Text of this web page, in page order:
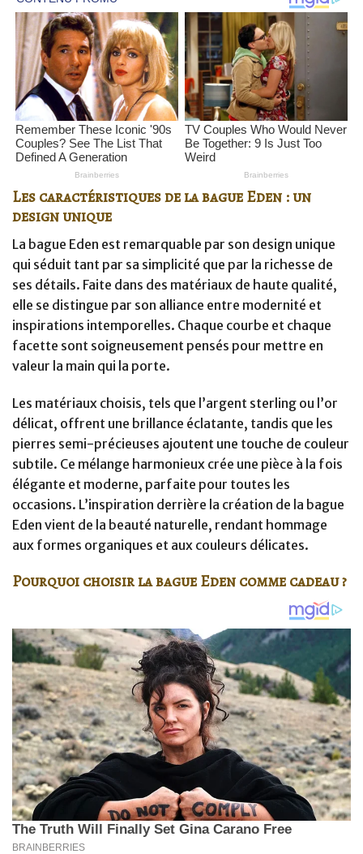
Les caractéristiques de la bague Eden : un
design unique
La bague Eden est remarquable par son design unique
qui séduit tant par sa simplicité que par la richesse de
ses détails. Faite dans des matériaux de haute qualité,
elle se distingue par son alliance entre modernité et
inspirations intemporelles. Chaque courbe et chaque
facette sont soigneusement pensés pour mettre en
valeur la main qui la porte.
Les matériaux choisis, tels que l’argent sterling ou l’or
délicat, offrent une brillance éclatante, tandis que les
pierres semi-précieuses ajoutent une touche de couleur
subtile. Ce mélange harmonieux crée une pièce à la fois
élégante et moderne, parfaite pour toutes les
occasions. L’inspiration derrière la création de la bague
Eden vient de la beauté naturelle, rendant hommage
aux formes organiques et aux couleurs délicates.
Pourquoi choisir la bague Eden comme cadeau ?